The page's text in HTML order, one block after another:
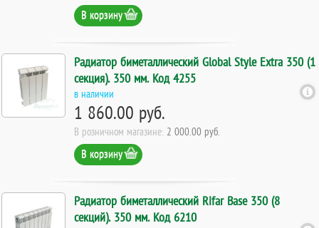
В корзину
Радиатор биметаллический Global Style Extra 350 (1
секция). 350 мм. Код 4255
в наличии
1 860.00 руб.
В розничном магазине: 2 000.00 руб.
В корзину
Радиатор биметаллический Rifar Base 350 (8
секций). 350 мм. Код 6210